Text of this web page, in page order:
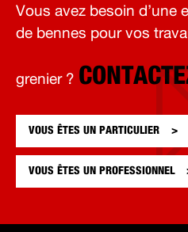
Vous avez besoin d’une
de bennes pour vos
grenier ?
VOUS ÊTES UN PARTICULIER
VOUS ÊTES UN PROFESSIONNEL